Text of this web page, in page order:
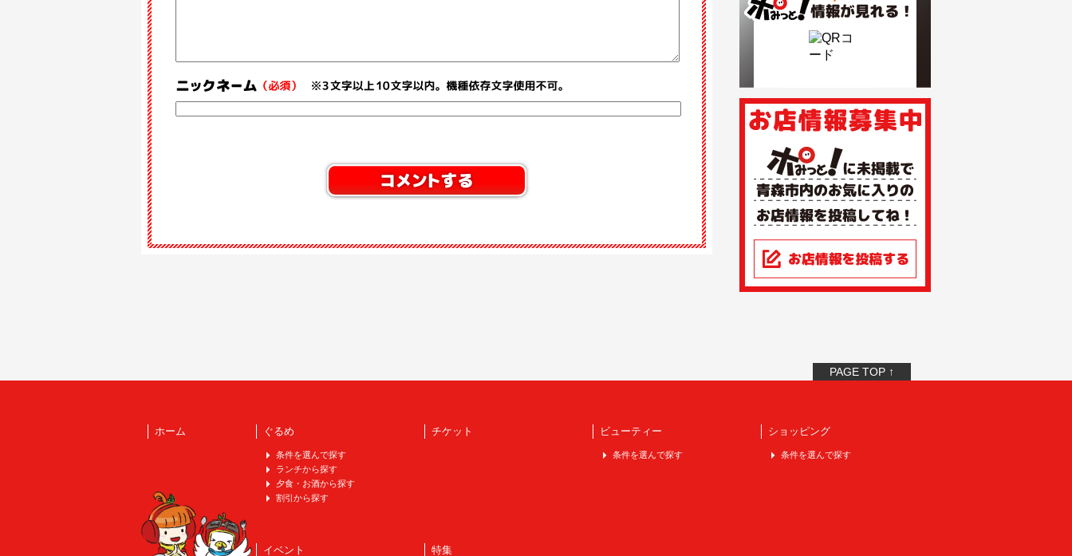
PAGE TOP ↑
ホーム ぐるめ
条件を選んで探す
ランチから探す
夕食・お酒から探す
割引から探す
チケット ビューティー
条件を選んで探す
ショッピング
条件を選んで探す
イベント 特集